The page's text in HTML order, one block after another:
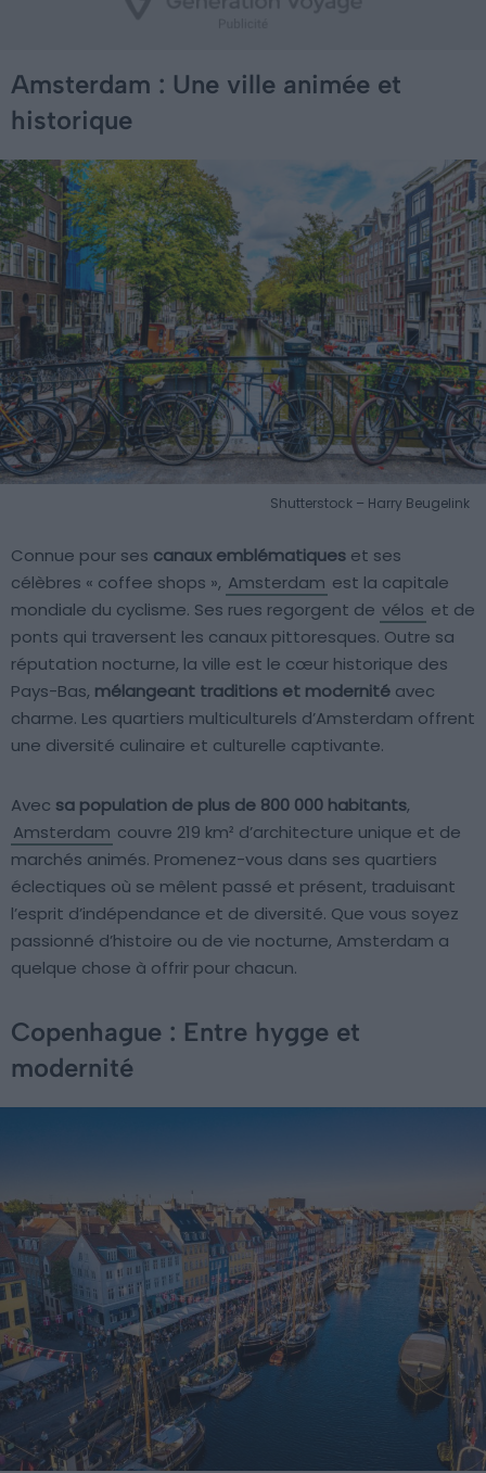
Amsterdam : Une ville animée et
historique
Shutterstock – Harry Beugelink
Connue pour ses canaux emblématiques et ses
célèbres « coffee shops », Amsterdam est la capitale
mondiale du cyclisme. Ses rues regorgent de vélos et de
ponts qui traversent les canaux pittoresques. Outre sa
réputation nocturne, la ville est le cœur historique des
Pays-Bas, mélangeant traditions et modernité avec
charme. Les quartiers multiculturels d’Amsterdam offrent
une diversité culinaire et culturelle captivante.
Avec sa population de plus de 800 000 habitants,
Amsterdam couvre 219 km² d’architecture unique et de
marchés animés. Promenez-vous dans ses quartiers
éclectiques où se mêlent passé et présent, traduisant
l’esprit d’indépendance et de diversité. Que vous soyez
passionné d’histoire ou de vie nocturne, Amsterdam a
quelque chose à offrir pour chacun.
Copenhague : Entre hygge et
modernité